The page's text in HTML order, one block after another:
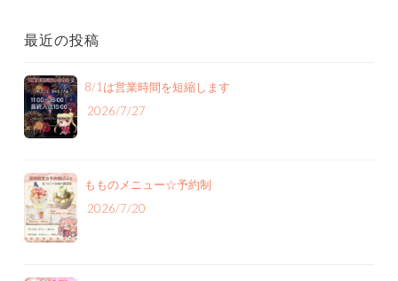
最近の投稿
8/1は営業時間を短縮します
2026/7/27
もものメニュー‪☆予約制
2026/7/20